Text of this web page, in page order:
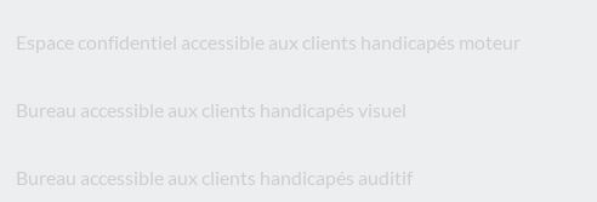
Espace confidentiel accessible aux clients handicapés moteur
Bureau accessible aux clients handicapés visuel
Bureau accessible aux clients handicapés auditif